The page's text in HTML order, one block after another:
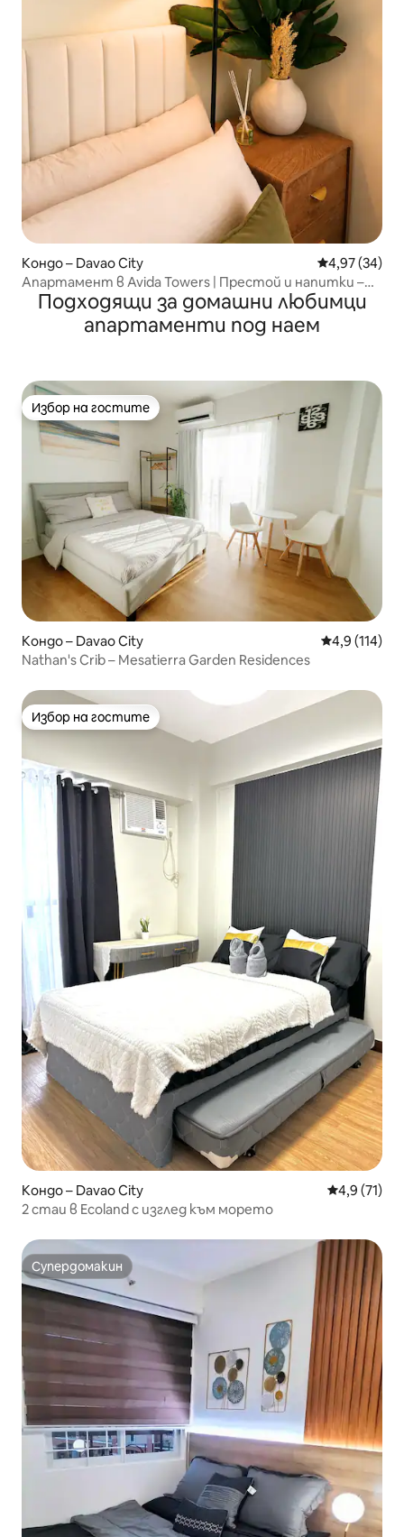
Кондо – Davao City Средна
4,97 (34)
Апартамент в Avida Towers | Престой и напитки –
неограничено кафе
Подходящи за домашни любимци
апартаменти под наем
Избор на гостите
Избор на гостите
Кондо – Davao City Средна
4,9 (114)
Nathan's Crib – Mesatierra Garden Residences
Избор на гостите
Избор на гостите
Кондо – Davao City Средна
4,9 (71)
2 стаи в Ecoland с изглед към морето
Супердомакин
Супердомакин